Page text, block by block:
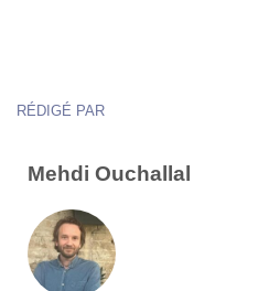
RÉDIGÉ PAR
Mehdi Ouchallal